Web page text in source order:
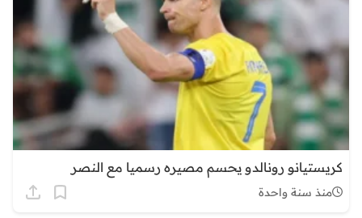
كريستيانو رونالدو يحسم مصيره رسميا مع النصر
منذ سنة واحدة